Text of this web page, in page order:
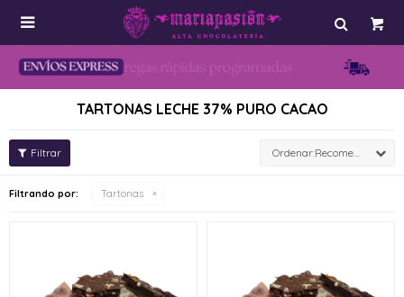

TARTONAS LECHE 37% PURO CACAO
Recomendados
Filtrando por: Tartonas